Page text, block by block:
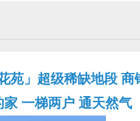
苑」超级稀缺地段 商
家 一梯两户 通天然气